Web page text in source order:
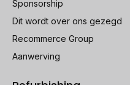
Sponsorship
Dit wordt over ons gezegd
Recommerce Group
Aanwerving